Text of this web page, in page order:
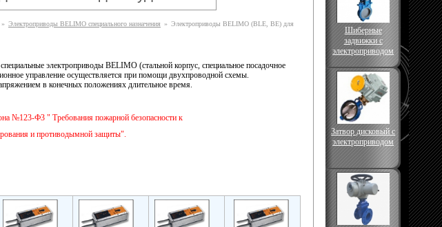
» Электроприводы BELIMO специального назначения » Электроприводы BELIMO (BLE, BE) для
электроприводы BELIMO (стальной корпус, специальное посадочное
управление осуществляется при помощи двухпроводной схемы.
в конечных положениях длительное время.
№123-Ф3 " Требования пожарной безопасности к
и противодымной защиты".
Шиберные
задвижки с
электроприводом
Затвор дисковый с
электроприводом